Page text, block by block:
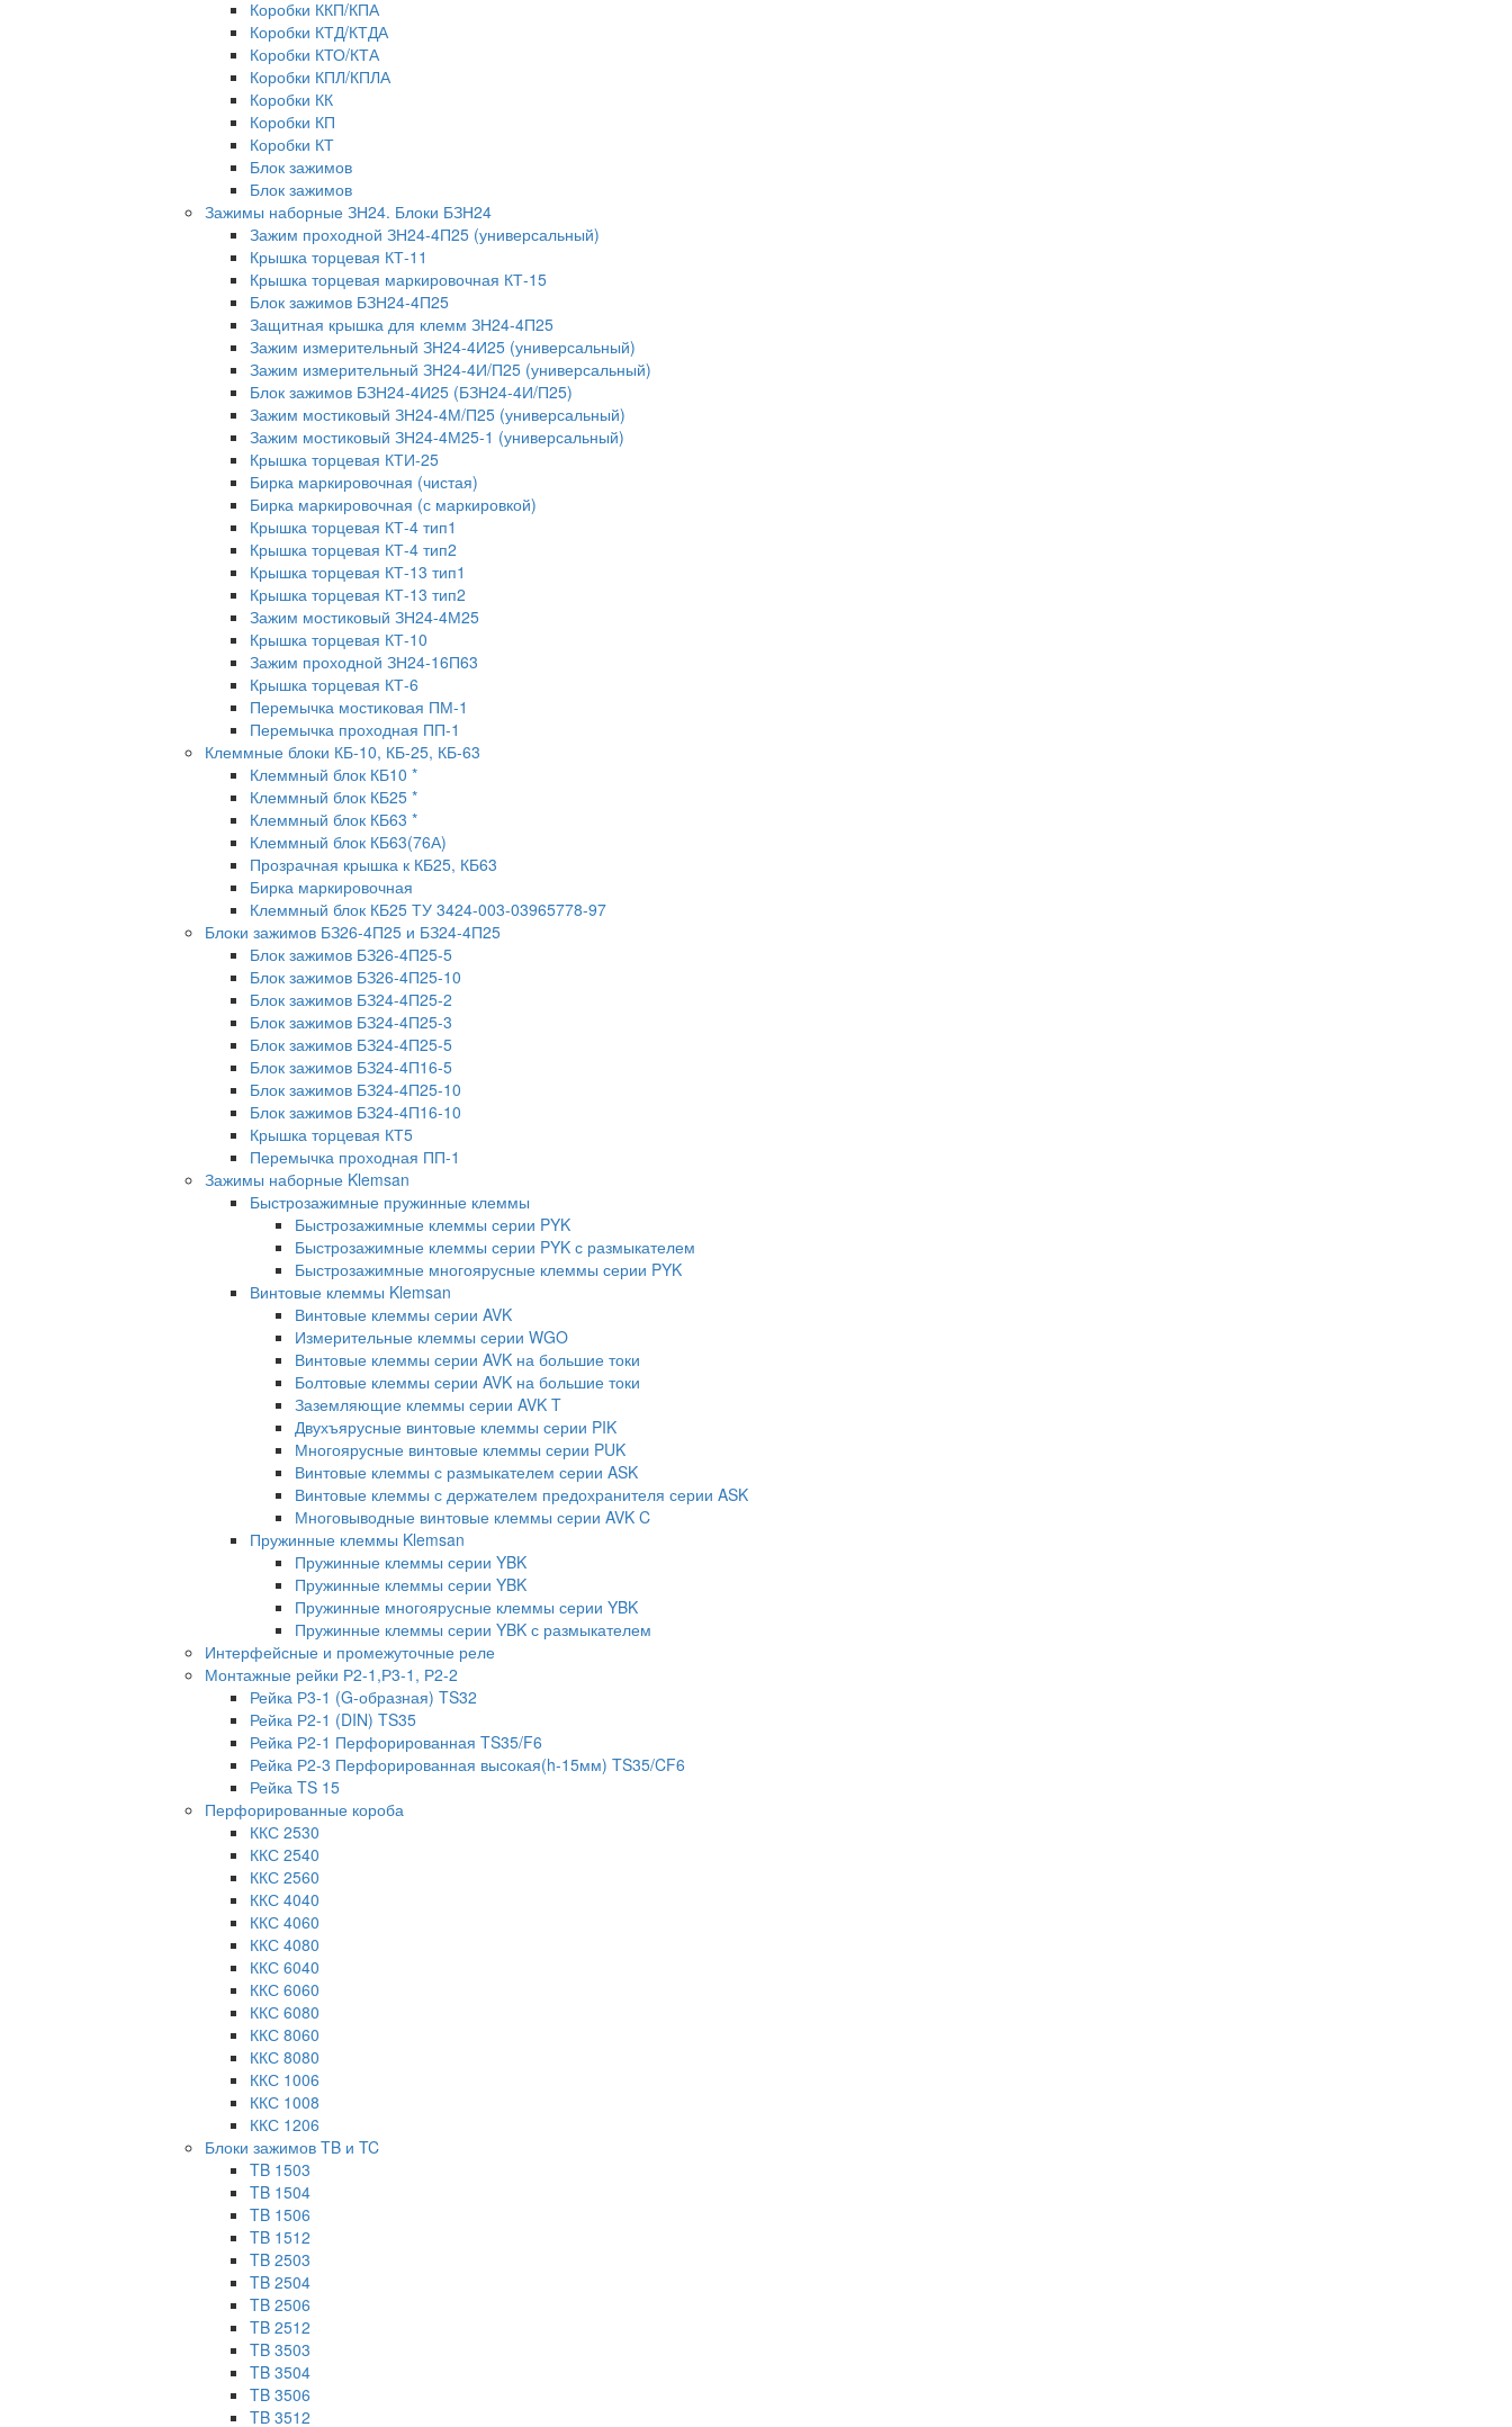
Коробки ККП/КПА
Коробки КТД/КТДА
Коробки КТО/КТА
Коробки КПЛ/КПЛА
Коробки КК
Коробки КП
Коробки КТ
Блок зажимов
Блок зажимов
Зажимы наборные ЗН24. Блоки БЗН24
Зажим проходной ЗН24-4П25 (универсальный)
Крышка торцевая КТ-11
Крышка торцевая маркировочная КТ-15
Блок зажимов БЗН24-4П25
Защитная крышка для клемм ЗН24-4П25
Зажим измерительный ЗН24-4И25 (универсальный)
Зажим измерительный ЗН24-4И/П25 (универсальный)
Блок зажимов БЗН24-4И25 (БЗН24-4И/П25)
Зажим мостиковый ЗН24-4М/П25 (универсальный)
Зажим мостиковый ЗН24-4М25-1 (универсальный)
Крышка торцевая КТИ-25
Бирка маркировочная (чистая)
Бирка маркировочная (с маркировкой)
Крышка торцевая КТ-4 тип1
Крышка торцевая КТ-4 тип2
Крышка торцевая КТ-13 тип1
Крышка торцевая КТ-13 тип2
Зажим мостиковый ЗН24-4М25
Крышка торцевая КТ-10
Зажим проходной ЗН24-16П63
Крышка торцевая КТ-6
Перемычка мостиковая ПМ-1
Перемычка проходная ПП-1
Клеммные блоки КБ-10, КБ-25, КБ-63
Клеммный блок КБ10 *
Клеммный блок КБ25 *
Клеммный блок КБ63 *
Клеммный блок КБ63(76А)
Прозрачная крышка к КБ25, КБ63
Бирка маркировочная
Клеммный блок КБ25 ТУ 3424-003-03965778-97
Блоки зажимов БЗ26-4П25 и БЗ24-4П25
Блок зажимов БЗ26-4П25-5
Блок зажимов БЗ26-4П25-10
Блок зажимов БЗ24-4П25-2
Блок зажимов БЗ24-4П25-3
Блок зажимов БЗ24-4П25-5
Блок зажимов БЗ24-4П16-5
Блок зажимов БЗ24-4П25-10
Блок зажимов БЗ24-4П16-10
Крышка торцевая КТ5
Перемычка проходная ПП-1
Зажимы наборные Klemsan
Быстрозажимные пружинные клеммы
Быстрозажимные клеммы серии PYK
Быстрозажимные клеммы серии PYK с размыкателем
Быстрозажимные многоярусные клеммы серии PYK
Винтовые клеммы Klemsan
Винтовые клеммы серии AVK
Измерительные клеммы серии WGO
Винтовые клеммы серии AVK на большие токи
Болтовые клеммы серии AVK на большие токи
Заземляющие клеммы серии AVK T
Двухъярусные винтовые клеммы серии PIK
Многоярусные винтовые клеммы серии PUK
Винтовые клеммы с размыкателем серии ASK
Винтовые клеммы с держателем предохранителя серии ASK
Многовыводные винтовые клеммы серии AVK C
Пружинные клеммы Klemsan
Пружинные клеммы серии YBK
Пружинные клеммы серии YBK
Пружинные многоярусные клеммы серии YBK
Пружинные клеммы серии YBK с размыкателем
Интерфейсные и промежуточные реле
Монтажные рейки Р2-1,Р3-1, Р2-2
Рейка Р3-1 (G-образная) TS32
Рейка Р2-1 (DIN) TS35
Рейка Р2-1 Перфорированная TS35/F6
Рейка Р2-3 Перфорированная высокая(h-15мм) TS35/CF6
Рейка TS 15
Перфорированные короба
ККС 2530
ККС 2540
ККС 2560
ККС 4040
ККС 4060
ККС 4080
ККС 6040
ККС 6060
ККС 6080
ККС 8060
ККС 8080
ККС 1006
ККС 1008
ККС 1206
Блоки зажимов TB и TC
TB 1503
TB 1504
TB 1506
TB 1512
TB 2503
TB 2504
TB 2506
TB 2512
TB 3503
TB 3504
TB 3506
TB 3512